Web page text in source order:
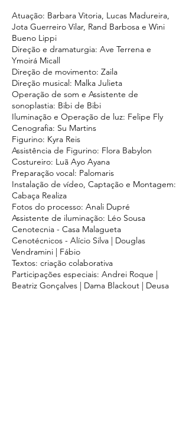
Atuação: Barbara Vitoria, Lucas Madureira,
Jota Guerreiro Vilar, Rand Barbosa e Wini
Bueno Lippi
Direção e dramaturgia: Ave Terrena e
Ymoirá Micall
Direção de movimento: Zaila
Direção musical: Malka Julieta
Operação de som e Assistente de
sonoplastia: Bibi de Bibi
Iluminação e Operação de luz: Felipe Fly
Cenografia: Su Martins
Figurino: Kyra Reis
Assistência de Figurino: Flora Babylon
Costureiro: Luã Ayo Ayana
Preparação vocal: Palomaris
Instalação de vídeo, Captação e Montagem:
Cabaça Realiza
Fotos do processo: Anali Dupré
Assistente de iluminação: Léo Sousa
Cenotecnia - Casa Malagueta
Cenotécnicos - Alício Silva | Douglas
Vendramini | Fábio
Textos: criação colaborativa
Participações especiais: Andrei Roque |
Beatriz Gonçalves | Dama Blackout | Deusa